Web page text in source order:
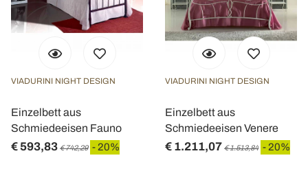
VIADURINI NIGHT DESIGN
Einzelbett aus
Schmiedeeisen Fauno
€ 593,83 € 742,29 - 20%
VIADURINI NIGHT DESIGN
Einzelbett aus
Schmiedeeisen Venere
€ 1.211,07 € 1.513,84 - 20%